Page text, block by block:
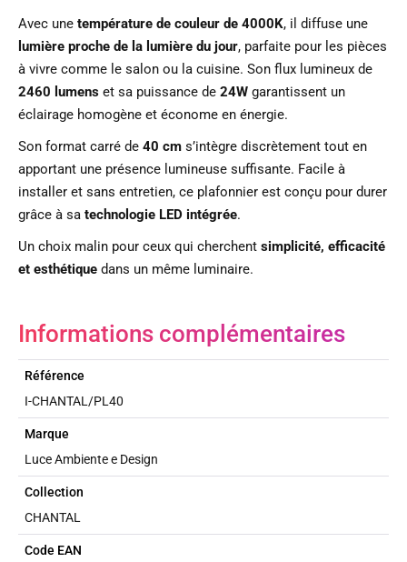
Avec une température de couleur de 4000K, il diffuse une
lumière proche de la lumière du jour, parfaite pour les pièces
à vivre comme le salon ou la cuisine. Son flux lumineux de
2460 lumens et sa puissance de 24W garantissent un
éclairage homogène et économe en énergie.
Son format carré de 40 cm s’intègre discrètement tout en
apportant une présence lumineuse suffisante. Facile à
installer et sans entretien, ce plafonnier est conçu pour durer
grâce à sa technologie LED intégrée.
Un choix malin pour ceux qui cherchent simplicité, efficacité
et esthétique dans un même luminaire.
Informations complémentaires
Référence
I-CHANTAL/PL40
Marque
Luce Ambiente e Design
Collection
CHANTAL
Code EAN